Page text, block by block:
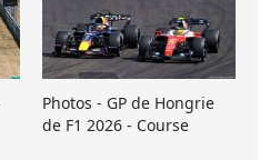
Photos - GP de Hongrie
de F1 2026 - Course